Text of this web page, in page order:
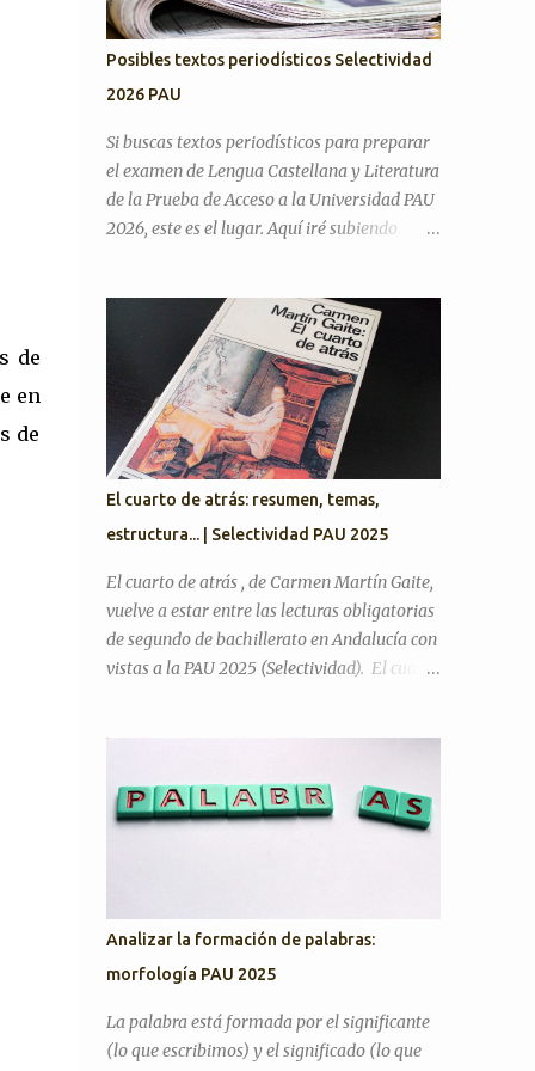
de
en
de
Posibles textos periodísticos Selectividad
2026 PAU
Si buscas textos periodísticos para preparar
el examen de Lengua Castellana y Literatura
de la Prueba de Acceso a la Universidad PAU
2026, este es el lugar. Aquí iré subiendo
Preguntas Selectividad Texto Argumentativo
Antes de pasar con posibles textos,
recordamos preguntas de años anteriores
para desarrollar el discurso argumentativo
(pregunta 3 en PAU Andalucía). PAU 2025.
Exámenes titulares, suplentes y reservas
¿Cree que la actual situación económica y
social de España es precaria? ¿Considera que
la literatura cumple alguna función en la
actualidad? ¿Considera que la inteligencia
artificial podrá sustituir al ser humano en
las creaciones artísticas y en el desarrollo de
otras ciencias? ¿Son todas las opiniones
que tenemos más trato? Artículos para
Sastre...
El cuarto de atrás: resumen, temas,
estructura... | Selectividad PAU 2025
El cuarto de atrás , de Carmen Martín Gaite,
vuelve a estar entre las lecturas obligatorias
de segundo de bachillerato en Andalucía con
vistas a la PAU 2025 (Selectividad). El cuarto
sociedad de su tiempo, donde gran parte del
contenido es la metanovela y la propia
experiencia de su autora que hace a la vez de
era justo incluir entre las lecturas un libro
escrito por una mujer, ya que los otros tres
son de escritores. ¿En qué tema de Literatura
se encuadra? La fecha de publicación es 1978,
por lo tanto, estamos en el tema de La
Analizar la formación de palabras:
morfología PAU 2025
La palabra está formada por el significante
(lo que escribimos) y el significado (lo que